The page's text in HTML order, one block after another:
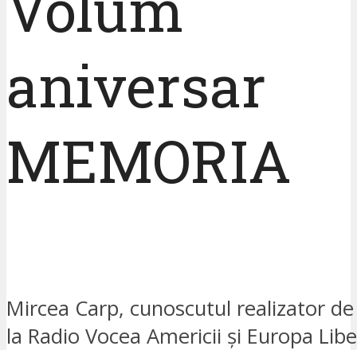
aniversar
MEMORIA
Mircea Carp, cunoscutul realizator
la Radio Vocea Americii și Europa